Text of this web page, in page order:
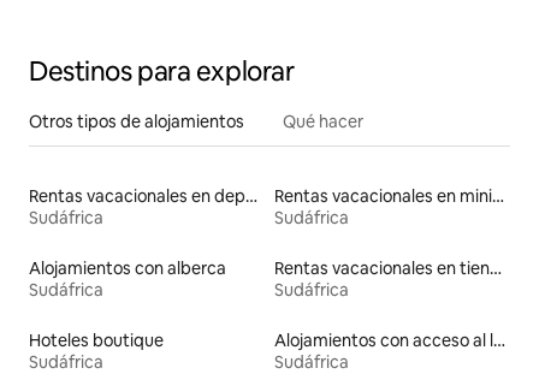
Destinos para explorar
Otros tipos de alojamientos Qué hacer
Rentas vacacionales en departamentos con cama de altura accesible
Sudáfrica
Rentas vacacionales en minicasas
Sudáfrica
Alojamientos con alberca
Sudáfrica
Rentas vacacionales en tiendas indias
Sudáfrica
Hoteles boutique
Sudáfrica
Alojamientos con acceso al lago
Sudáfrica